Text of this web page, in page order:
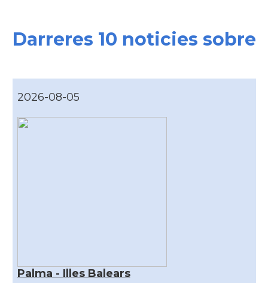
Darreres 10 noticies sobre
2026-08-05
Palma - Illes Balears